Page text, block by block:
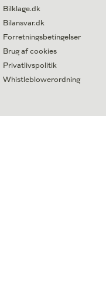
Bilklage.dk
Bilansvar.dk
Forretningsbetingelser
Brug af cookies
Privatlivspolitik
Whistleblowerordning